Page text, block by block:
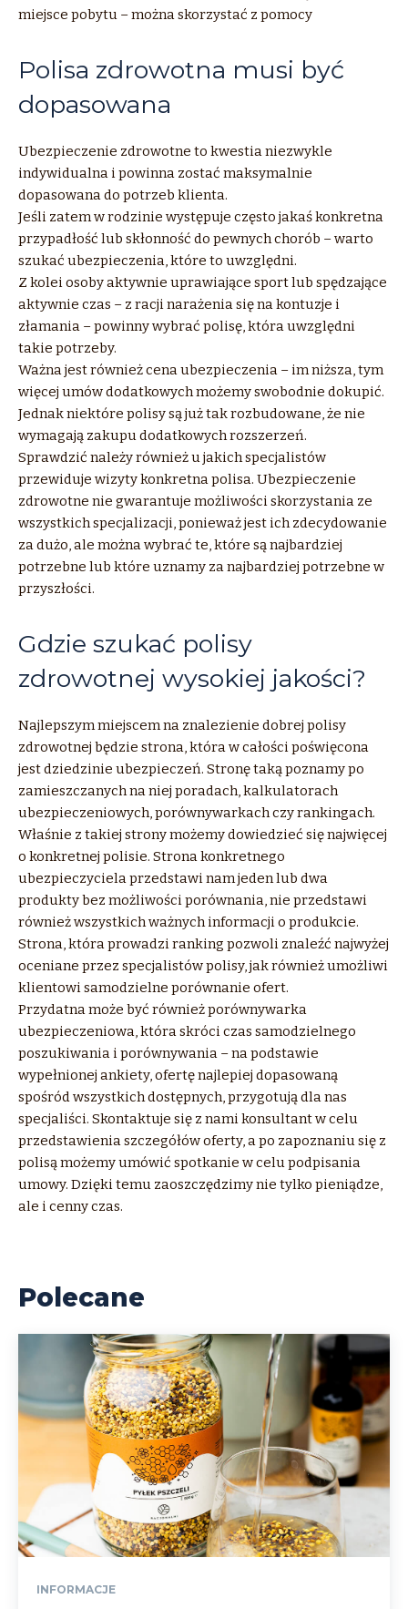
miejsce pobytu – można skorzystać z pomocy
Polisa zdrowotna musi być
dopasowana
Ubezpieczenie zdrowotne to kwestia niezwykle
indywidualna i powinna zostać maksymalnie
dopasowana do potrzeb klienta.
Jeśli zatem w rodzinie występuje często jakaś konkretna
przypadłość lub skłonność do pewnych chorób – warto
szukać ubezpieczenia, które to uwzględni.
Z kolei osoby aktywnie uprawiające sport lub spędzające
aktywnie czas – z racji narażenia się na kontuzje i
złamania – powinny wybrać polisę, która uwzględni
takie potrzeby.
Ważna jest również cena ubezpieczenia – im niższa, tym
więcej umów dodatkowych możemy swobodnie dokupić.
Jednak niektóre polisy są już tak rozbudowane, że nie
wymagają zakupu dodatkowych rozszerzeń.
Sprawdzić należy również u jakich specjalistów
przewiduje wizyty konkretna polisa. Ubezpieczenie
zdrowotne nie gwarantuje możliwości skorzystania ze
wszystkich specjalizacji, ponieważ jest ich zdecydowanie
za dużo, ale można wybrać te, które są najbardziej
potrzebne lub które uznamy za najbardziej potrzebne w
przyszłości.
Gdzie szukać polisy
zdrowotnej wysokiej jakości?
Najlepszym miejscem na znalezienie dobrej polisy
zdrowotnej będzie strona, która w całości poświęcona
jest dziedzinie ubezpieczeń. Stronę taką poznamy po
zamieszczanych na niej poradach, kalkulatorach
ubezpieczeniowych, porównywarkach czy rankingach.
Właśnie z takiej strony możemy dowiedzieć się najwięcej
o konkretnej polisie. Strona konkretnego
ubezpieczyciela przedstawi nam jeden lub dwa
produkty bez możliwości porównania, nie przedstawi
również wszystkich ważnych informacji o produkcie.
Strona, która prowadzi ranking pozwoli znaleźć najwyżej
oceniane przez specjalistów polisy, jak również umożliwi
klientowi samodzielne porównanie ofert.
Przydatna może być również porównywarka
ubezpieczeniowa, która skróci czas samodzielnego
poszukiwania i porównywania – na podstawie
wypełnionej ankiety, ofertę najlepiej dopasowaną
spośród wszystkich dostępnych, przygotują dla nas
specjaliści. Skontaktuje się z nami konsultant w celu
przedstawienia szczegółów oferty, a po zapoznaniu się z
polisą możemy umówić spotkanie w celu podpisania
umowy. Dzięki temu zaoszczędzimy nie tylko pieniądze,
ale i cenny czas.
Polecane
INFORMACJE